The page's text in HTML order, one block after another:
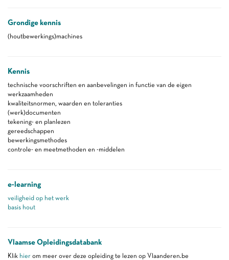
Grondige kennis
(houtbewerkings)machines
Kennis
technische voorschriften en aanbevelingen in functie van de eigen
werkzaamheden
kwaliteitsnormen, waarden en toleranties
(werk)documenten
tekening- en planlezen
gereedschappen
bewerkingsmethodes
controle- en meetmethoden en -middelen
e-learning
veiligheid op het werk
basis hout
Vlaamse Opleidingsdatabank
Klik hier om meer over deze opleiding te lezen op Vlaanderen.be